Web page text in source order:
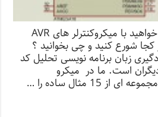
شاید شما هم خیلی می خواهید با میکروکنترلر های AVR
کجا شورع کنید و چی بخوانید ؟
زبان برنامه نویسی تحلیل کد
است. ما در میکرو
15 مثال ساده را …